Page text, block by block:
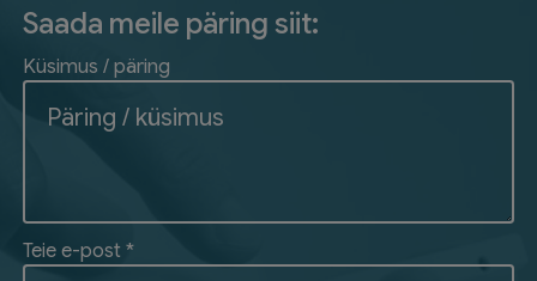
Saada meile päring siit:
Küsimus / päring
Teie e-post *